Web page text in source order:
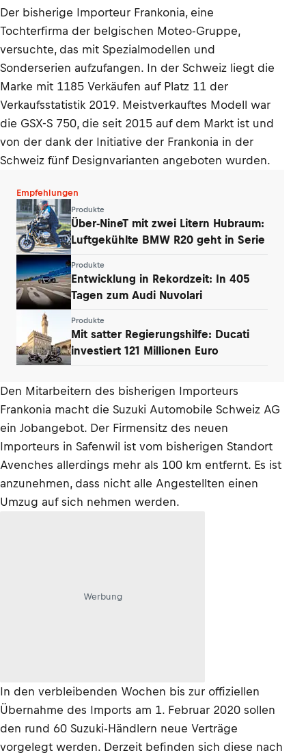
Der bisherige Importeur Frankonia, eine
Tochterfirma der belgischen Moteo-Gruppe,
versuchte, das mit Spezialmodellen und
Sonderserien aufzufangen. In der Schweiz liegt die
Marke mit 1185 Verkäufen auf Platz 11 der
Verkaufsstatistik 2019. Meistverkauftes Modell war
die GSX-S 750, die seit 2015 auf dem Markt ist und
von der dank der Initiative der Frankonia in der
Schweiz fünf Designvarianten angeboten wurden.
Empfehlungen
Produkte
Über-NineT mit zwei Litern Hubraum:
Luftgekühlte BMW R20 geht in Serie
Produkte
Entwicklung in Rekordzeit: In 405
Tagen zum Audi Nuvolari
Produkte
Mit satter Regierungshilfe: Ducati
investiert 121 Millionen Euro
Den Mitarbeitern des bisherigen Importeurs
Frankonia macht die Suzuki Automobile Schweiz AG
ein Jobangebot. Der Firmensitz des neuen
Importeurs in Safenwil ist vom bisherigen Standort
Avenches allerdings mehr als 100 km entfernt. Es ist
anzunehmen, dass nicht alle Angestellten einen
Umzug auf sich nehmen werden.
Werbung
In den verbleibenden Wochen bis zur offiziellen
Übernahme des Imports am 1. Februar 2020 sollen
den rund 60 Suzuki-Händlern neue Verträge
vorgelegt werden. Derzeit befinden sich diese nach